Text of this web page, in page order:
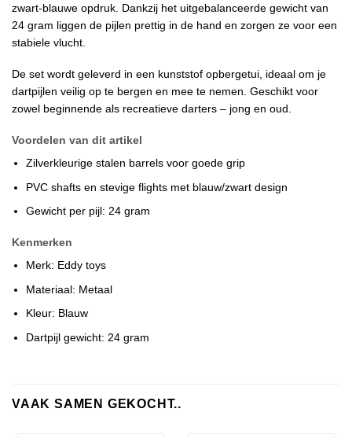
zwart-blauwe opdruk. Dankzij het uitgebalanceerde gewicht van
24 gram liggen de pijlen prettig in de hand en zorgen ze voor een
stabiele vlucht.
De set wordt geleverd in een kunststof opbergetui, ideaal om je
dartpijlen veilig op te bergen en mee te nemen. Geschikt voor
zowel beginnende als recreatieve darters – jong en oud.
Voordelen van dit artikel
Zilverkleurige stalen barrels voor goede grip
PVC shafts en stevige flights met blauw/zwart design
Gewicht per pijl: 24 gram
Kenmerken
Merk: Eddy toys
Materiaal: Metaal
Kleur: Blauw
Dartpijl gewicht: 24 gram
VAAK SAMEN GEKOCHT..